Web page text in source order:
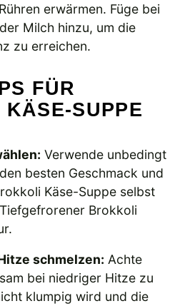
erwärmen. Füge bei
Milch hinzu, um die
zu erreichen.
FÜR
SUPPE
Verwende unbedingt
besten Geschmack und
Käse-Suppe selbst
Brokkoli
schmelzen: Achte
bei niedriger Hitze zu
klumpig wird und die